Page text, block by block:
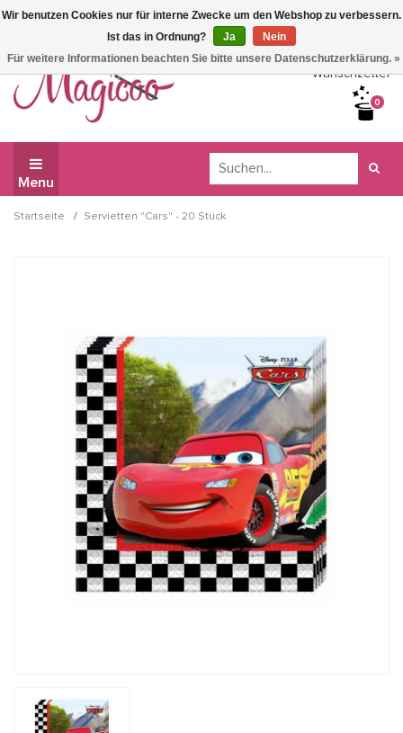
Wir haben Betriebsferien, daher können Sie derzeit nicht
bestellen.
Wunschzettel
0
Menu
Startseite / Servietten "Cars" - 20 Stück
Wir benutzen Cookies nur für interne Zwecke um den Webshop zu verbessern.
Ist das in Ordnung?
Ja
Nein
Für weitere Informationen beachten Sie bitte unsere Datenschutzerklärung. »